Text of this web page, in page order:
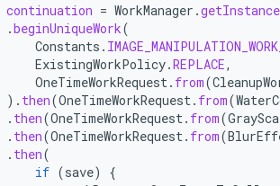
continuation = WorkManager .getInstance
.beginUniqueWork(
Constants .
ExistingWorkPolicy.REPLACE,
OneTimeWorkRequest . from(
). then(OneTimeWorkRequest . from(
. then(OneTimeWorkRequest . from(
. then(OneTimeWorkRequest . from(
. then(
if (save)
{